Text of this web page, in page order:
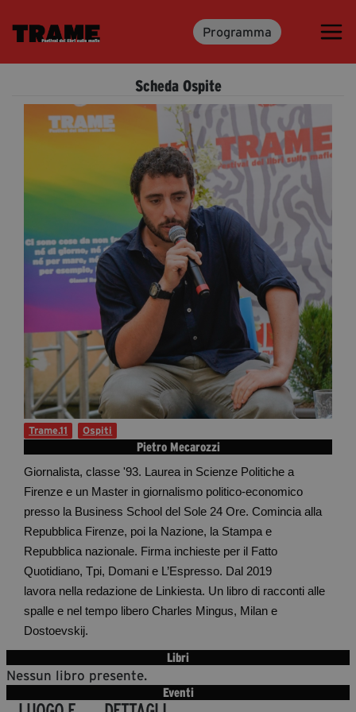
Programma
Trame.15
Media & Press
Accrediti Stampa
Cartella Stampa
Rassegna Stampa
Partecipa
Diventa Partner
Dona
Fondazione Trame
Chi Siamo
Civico Trame
#Trameascuola
Visioni Civiche
Mostra 3D - Visioni Civiche
Il Diritto di Essere
Archivio Storico
Contatti
Scheda Ospite
Pietro Mecarozzi
Giornalista, classe '93. Laurea in Scienze Politiche a
Firenze e un Master in giornalismo politico-economico
presso la Business School del Sole 24 Ore. Comincia alla
Repubblica Firenze, poi la Nazione, la Stampa e
Repubblica nazionale. Firma inchieste per il Fatto
Quotidiano, Tpi, Domani e L’Espresso. Dal 2019
lavora nella redazione de Linkiesta. Un libro di racconti alle
spalle e nel tempo libero Charles Mingus, Milan e
Dostoevskij.
Trame.11 Ospiti
Libri
Nessun libro presente.
Eventi